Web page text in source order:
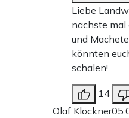
Liebe
nächste mal
und
könnten
schälen!
14
Olaf Klöckner